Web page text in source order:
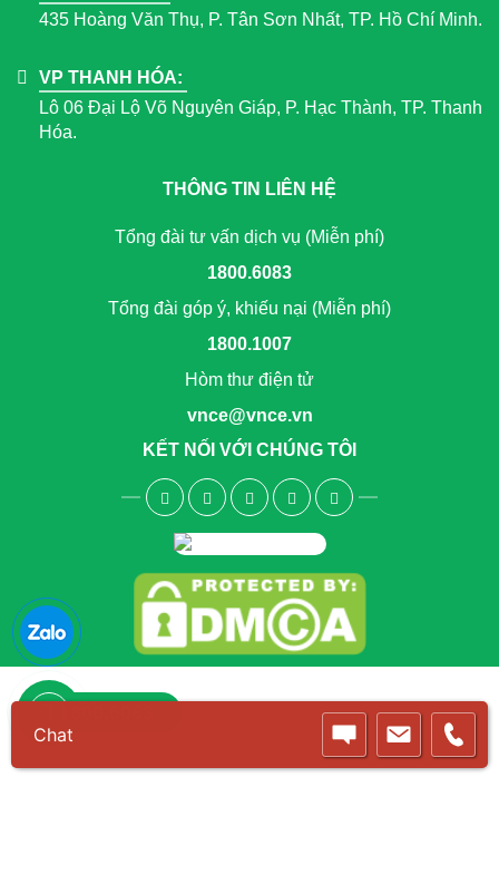
435 Hoàng Văn Thụ, P. Tân Sơn Nhất, TP. Hồ Chí Minh.
VP THANH HÓA:
Lô 06 Đại Lộ Võ Nguyên Giáp, P. Hạc Thành, TP. Thanh
Hóa.
THÔNG TIN LIÊN HỆ
Tổng đài tư vấn dịch vụ (Miễn phí)
1800.6083
Tổng đài góp ý, khiếu nại (Miễn phí)
1800.1007
Hòm thư điện tử
vnce@vnce.vn
KẾT NỐI VỚI CHÚNG TÔI
Chat